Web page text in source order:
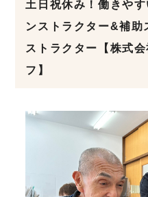
土日祝休み！働きや
ンストラクター&補助
ストラクター【株式
フ】